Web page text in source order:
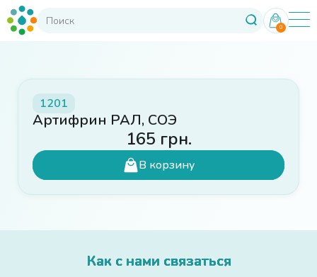
0
1201
Артифрин РАЛ, СОЭ
165 грн.
В корзину
Как с нами связаться